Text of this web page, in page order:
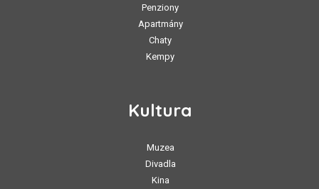
Penziony
Apartmány
Chaty
Kempy
Kultura
Muzea
Divadla
Kina